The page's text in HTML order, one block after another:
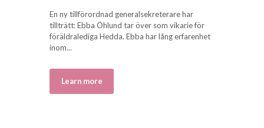
En ny tillförordnad generalsekreterare har
tillträtt: Ebba Öhlund tar över som vikarie för
föräldralediga Hedda. Ebba har lång erfarenhet
inom...
Learn more